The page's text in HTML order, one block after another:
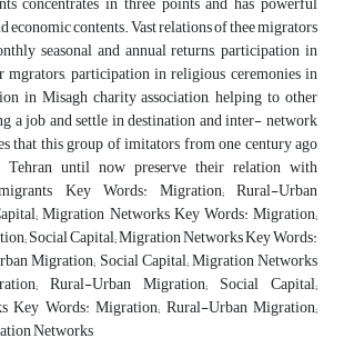
economic contents. Vast relations of thee migrators
seasonal and annual returns, participation in
mgrators, participation in religious ceremonies in
in Misagh charity association, helping to other
a job and settle in destination and inter- network
that this group of imitators from one century ago
Tehran until now preserve their relation with
Key Words: Migration; Rural-Urban
Migration Networks Key Words: Migration;
Social Capital; Migration Networks Key Words:
Migration; Social Capital; Migration Networks
Rural-Urban Migration; Social Capital;
Key Words: Migration; Rural-Urban Migration;
Networks